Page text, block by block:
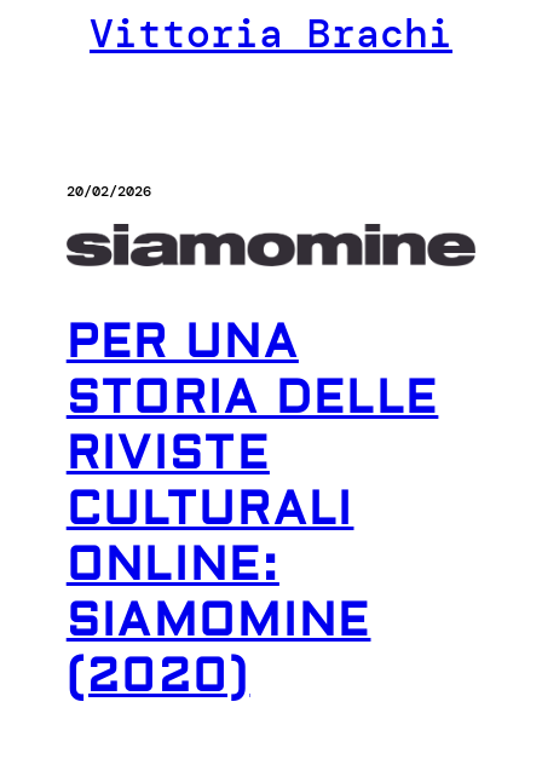
Vittoria Brachi
20/02/2026
PER UNA
STORIA DELLE
RIVISTE
CULTURALI
ONLINE:
SIAMOMINE
(2020)